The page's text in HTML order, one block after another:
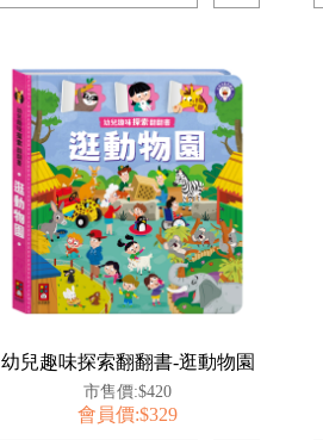
幼兒趣味探索翻翻書-逛動物園
市售價:$420
會員價:$329